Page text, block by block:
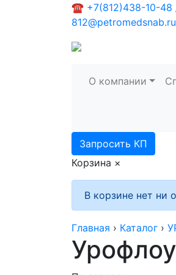
☎ +7(812)438-10-48
812@petromedsnab.ru
О компании
Запросить КП
Корзина ×
В корзине нет ни
Главная › Каталог ›